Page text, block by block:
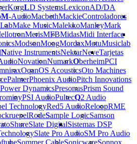
KorgLD SystemsLexicon
M-AudioMacbethMackie
Make MusicMalekkoManleyMark
MerisMFBMidas
ModsonMoogMordaxMotuMusiclab
Native InstrumentsNektarNeve
NovationNumarkOberheim
OqanOS AcousticsOto Machines
PalmerPhoenix AudioPitch Innovations
Power DynamicsPresonusPrism Sound
PSI AudioPultecQ2 Audio
TechnologyRed5 AudioReloopRME
RodeSample LogicSamson
ShureSlate Digital
Slate Pro AudioSM Pro Audio
Sommer CableSonicwareSonnox
AD/DA
Controladores
Midi Interface
Tarjetas
PCI
Sistemas DSP